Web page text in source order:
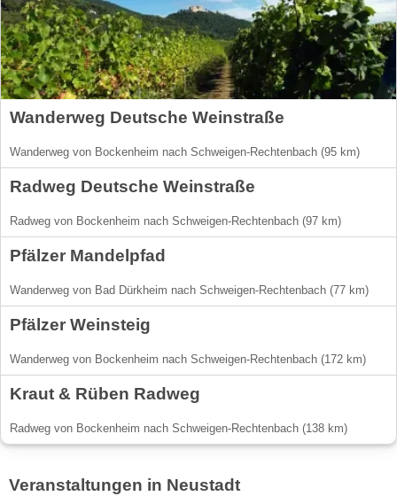
Wanderweg Deutsche Weinstraße
Wanderweg von Bockenheim nach Schweigen-Rechtenbach (95 km)
Radweg Deutsche Weinstraße
Radweg von Bockenheim nach Schweigen-Rechtenbach (97 km)
Pfälzer Mandelpfad
Wanderweg von Bad Dürkheim nach Schweigen-Rechtenbach (77 km)
Pfälzer Weinsteig
Wanderweg von Bockenheim nach Schweigen-Rechtenbach (172 km)
Kraut & Rüben Radweg
Radweg von Bockenheim nach Schweigen-Rechtenbach (138 km)
Veranstaltungen in Neustadt